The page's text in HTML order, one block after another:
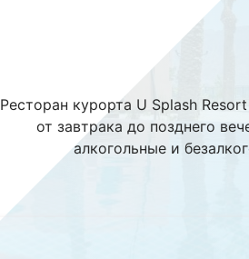
Ресторан курорта U Splash
от завтрака до позднего
алкогольные и